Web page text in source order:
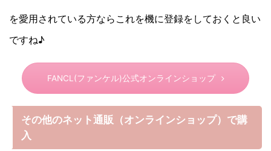
を愛用されている方ならこれを機に登録をしておくと良い
ですね♪
FANCL(ファンケル)公式オンラインショップ
その他のネット通販（オンラインショップ）で購
入